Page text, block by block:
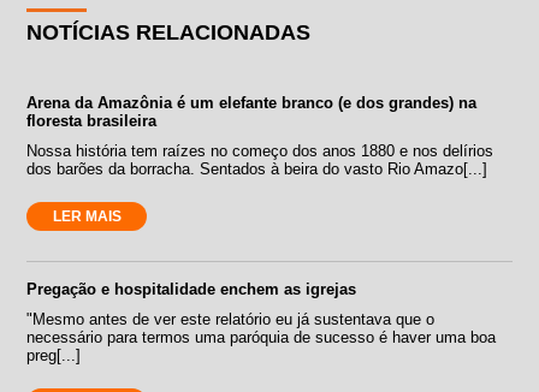
NOTÍCIAS RELACIONADAS
Arena da Amazônia é um elefante branco (e dos grandes) na
floresta brasileira
Nossa história tem raízes no começo dos anos 1880 e nos delírios
dos barões da borracha. Sentados à beira do vasto Rio Amazo[...]
LER MAIS
Pregação e hospitalidade enchem as igrejas
"Mesmo antes de ver este relatório eu já sustentava que o
necessário para termos uma paróquia de sucesso é haver uma boa
preg[...]